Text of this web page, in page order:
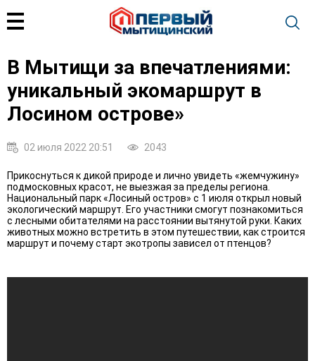
В Мытищи за впечатлениями:
уникальный экомаршрут в
Лосином острове»
02 июля 2022 20:51 2043
Прикоснуться к дикой природе и лично увидеть «жемчужину»
подмосковных красот, не выезжая за пределы региона.
Национальный парк «Лосиный остров» с 1 июля открыл новый
экологический маршрут. Его участники смогут познакомиться
с лесными обитателями на расстоянии вытянутой руки. Каких
животных можно встретить в этом путешествии, как строится
маршрут и почему старт экотропы зависел от птенцов?